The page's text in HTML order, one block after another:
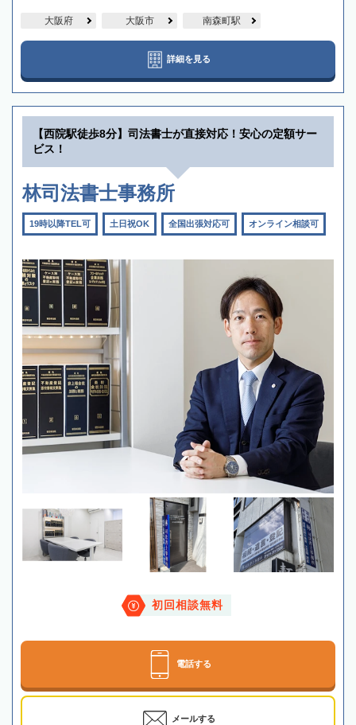
大阪府 大阪市 南森町駅
詳細を見る
【西院駅徒歩8分】司法書士が直接対応！安心の定額サー
ビス！
林司法書士事務所
19時以降TEL可 土日祝OK 全国出張対応可 オンライン相談可
初回相談無料
電話する
メールする